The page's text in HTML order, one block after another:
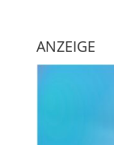
ANZEIGE